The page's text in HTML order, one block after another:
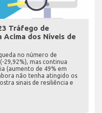
Tráfego de
Acima dos Níveis de
no número de
29,92%), mas continua
(aumento de 49% em
não tenha atingido os
sinais de resiliência e